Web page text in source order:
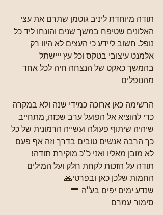
תודה מיוחדת ליניב גוטמן שתרם את עצי
האלונים שטיפח במשך שנים והונחו ליד כל
נופל. חשוב ליידע כי העצים לא היוו רק
אלמנט עיצובי בטקס וכל עץ ייישתל
בהמשך כאקט של הנצחה חיה לכל אחד
מהנופלים
הרשימה כאן ארוכה כמידי שנה ולא במקרה
כדי להוציא אל הפועל ערב שכזה, מתחייב
שיהיה שיתוף פעולה ועשייה הרמונית של כל
כך הרבה אנשים טובים בדרך וזה אף פעם
לא מובן מאליו ואני כ"כ מוקירת תודה!
תודה על הזכות לקחת חלק ועל המילים
החמות שלכן כאן ובפרטי🙏🏼
שנדע ימים יפים בע"ה 💛
סימור עמרם